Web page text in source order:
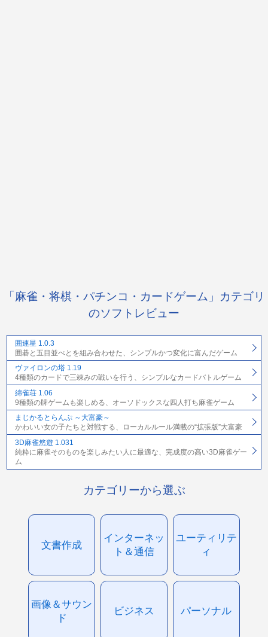
「麻雀・将棋・パチンコ・カードゲーム」カテゴリ
のソフトレビュー
囲連星 1.0.3
囲碁と五目並べとを組み合わせた、シンプルかつ変化に富んだゲーム
ヴァイロンの塔 1.19
4種類のカードで三竦みの戦いを行う、シンプルなカードバトルゲーム
綿雀荘 1.06
9種類の牌ゲームも楽しめる、オーソドックスな四人打ち麻雀ゲーム
まじかるとらんぷ ～大富豪～
かわいい女の子たちと対戦する、ローカルルール満載の“拡張版”大富豪
3D麻雀悠遊 1.031
純粋に麻雀そのものを楽しみたい人に最適な、完成度の高い3D麻雀ゲー
ム
カテゴリーから選ぶ
文書作成
インターネッ
ト＆通信
ユーティリテ
ィ
画像＆サウン
ド
ビジネス パーソナル